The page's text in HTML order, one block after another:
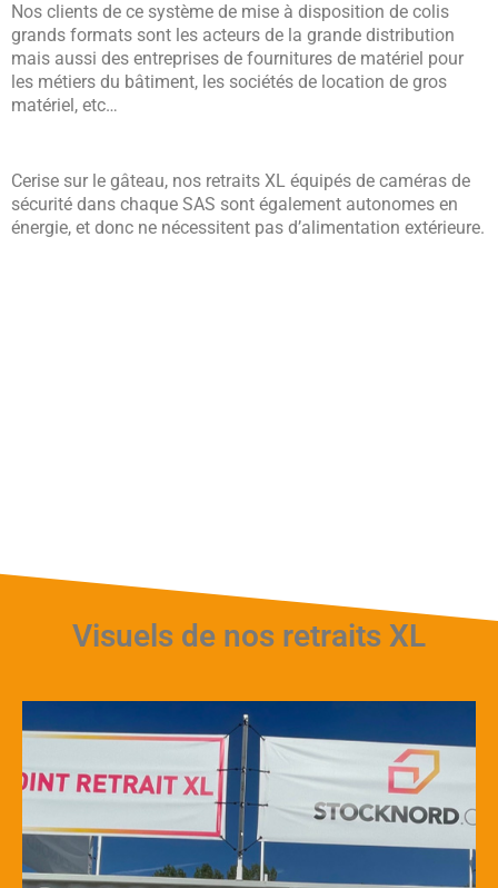
Nos clients de ce système de mise à disposition de colis
grands formats sont les acteurs de la grande distribution
mais aussi des entreprises de fournitures de matériel pour
les métiers du bâtiment, les sociétés de location de gros
matériel, etc…
Cerise sur le gâteau, nos retraits XL équipés de caméras de
sécurité dans chaque SAS sont également autonomes en
énergie, et donc ne nécessitent pas d’alimentation extérieure.
Visuels de nos retraits XL